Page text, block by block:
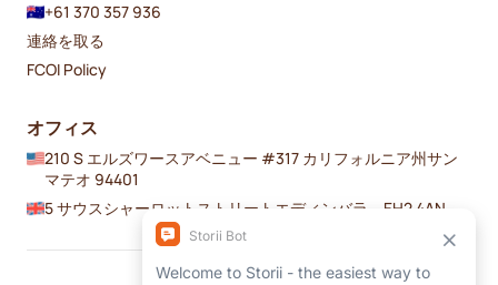
+61 370 357 936
連絡を取る
FCOI Policy
オフィス
210 S エルズワースアベニュー #317 カリフォルニア州サン
マテオ 94401
5 サウスシャーロットストリートエディンバラ、EH2 4AN